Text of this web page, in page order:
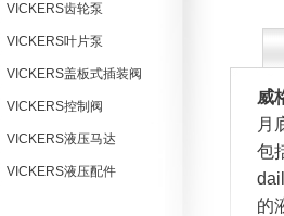
VICKERS齿轮泵
VICKERS叶片泵
VICKERS盖板式插装阀
VICKERS控制阀
VICKERS液压马达
VICKERS液压配件
威
月
包
的